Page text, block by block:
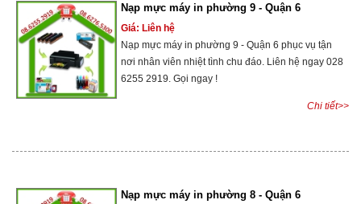
Nạp mực máy in phường 9 - Quận 6
Giá: Liên hệ
Nạp mực máy in phường 9 - Quận 6 phục vụ tận
nơi nhân viên nhiệt tình chu đáo. Liên hệ ngay 028
6255 2919. Gọi ngay !
Chi tiết>>
Nạp mực máy in phường 8 - Quận 6